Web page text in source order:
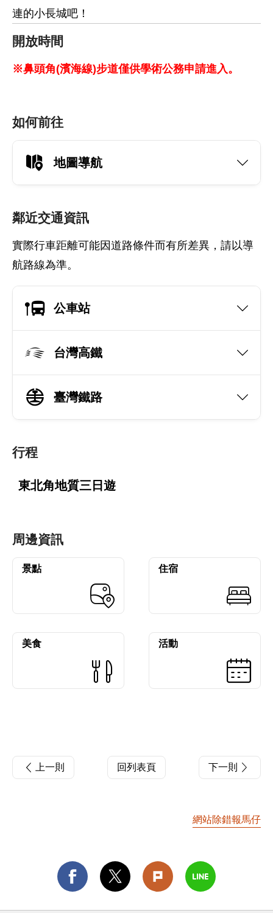
連的小長城吧！
開放時間
※鼻頭角(濱海線)步道僅供學術公務申請進入。
如何前往
地圖導航
鄰近交通資訊
實際行車距離可能因道路條件而有所差異，請以導
航路線為準。
公車站
台灣高鐵
臺灣鐵路
行程
東北角地質三日遊
周邊資訊
景點 住宿
美食 活動
上一則 回列表頁 下一則
網站除錯報馬仔